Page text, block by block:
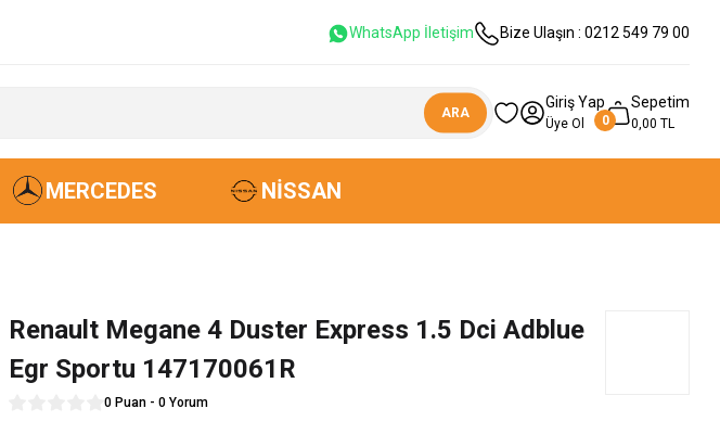
WhatsApp İletişim Bize Ulaşın : 0212 549 79 00
ARA
Giriş Yap
Üye Ol
Sepetim
0,00 TL
0
MERCEDES NISSAN
Renault Megane 4 Duster Express 1.5 Dci Adblue
Egr Sportu 147170061R
0 Puan - 0 Yorum